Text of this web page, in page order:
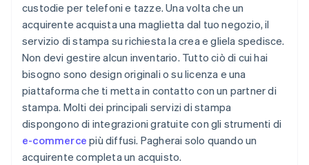
custodie per telefoni e tazze. Una volta che un
acquirente acquista una maglietta dal tuo negozio, il
servizio di stampa su richiesta la crea e gliela spedisce.
Non devi gestire alcun inventario. Tutto ciò di cui hai
bisogno sono design originali o su licenza e una
piattaforma che ti metta in contatto con un partner di
stampa. Molti dei principali servizi di stampa
dispongono di integrazioni gratuite con gli strumenti di
e-commerce più diffusi. Pagherai solo quando un
acquirente completa un acquisto.